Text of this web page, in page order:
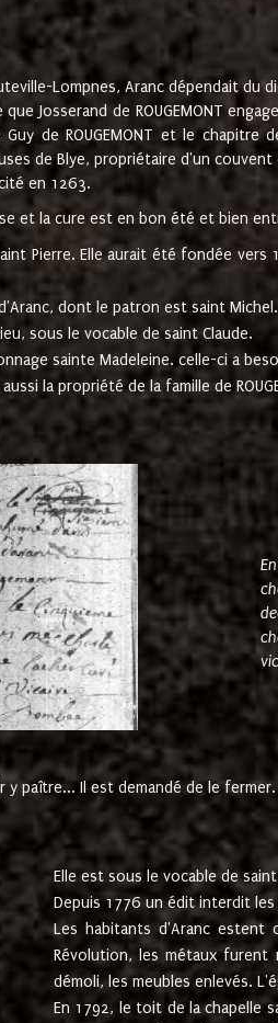
Lompnes, Aranc dépendait
Josserand de ROUGEMONT
de ROUGEMONT et le
de Blye, propriétaire d'un
en 1263.
et la cure est en bon été et bien
Pierre. Elle aurait été fondée vers
dont le patron est saint Michel.
sous le vocable de saint Claude.
sainte Madeleine. celle-ci a
la propriété de la famille de
paître... Il est demandé de le fermer.
Elle est sous le vocable de saint
Depuis 1776 un édit interdit
Les habitants d'Aranc estent
Révolution, les métaux
démoli, les meubles enlevés.
En 1792, le toit de la chapelle